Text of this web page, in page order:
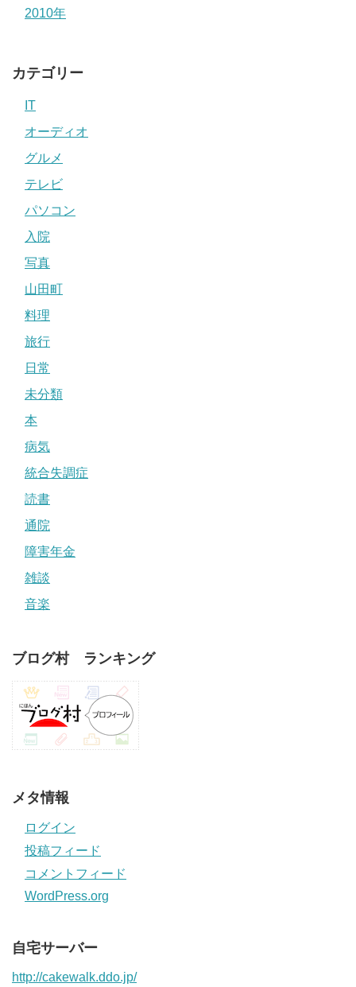
2010年
カテゴリー
IT
オーディオ
グルメ
テレビ
パソコン
入院
写真
山田町
料理
旅行
日常
未分類
本
病気
統合失調症
読書
通院
障害年金
雑談
音楽
ブログ村 ランキング
メタ情報
ログイン
投稿フィード
コメントフィード
WordPress.org
自宅サーバー
http://cakewalk.ddo.jp/